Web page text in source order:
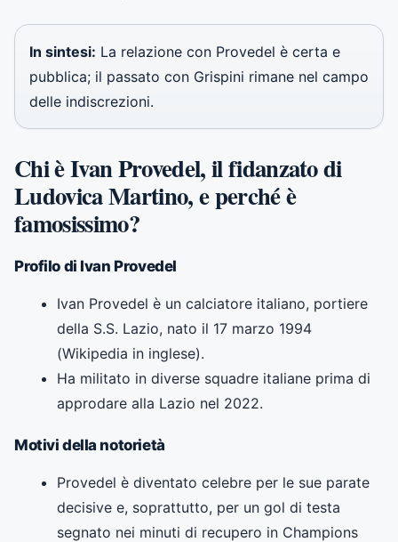
In sintesi: La relazione con Provedel è certa e
pubblica; il passato con Grispini rimane nel campo
delle indiscrezioni.
Chi è Ivan Provedel, il fidanzato di
Ludovica Martino, e perché è
famosissimo?
Profilo di Ivan Provedel
Ivan Provedel è un calciatore italiano, portiere
della S.S. Lazio, nato il 17 marzo 1994
(Wikipedia in inglese).
Ha militato in diverse squadre italiane prima di
approdare alla Lazio nel 2022.
Motivi della notorietà
Provedel è diventato celebre per le sue parate
decisive e, soprattutto, per un gol di testa
segnato nei minuti di recupero in Champions